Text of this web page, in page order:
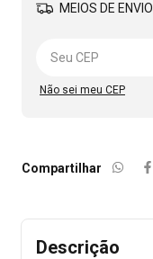
MEIOS DE ENVIO
Não sei meu CEP
Compartilhar
Descrição